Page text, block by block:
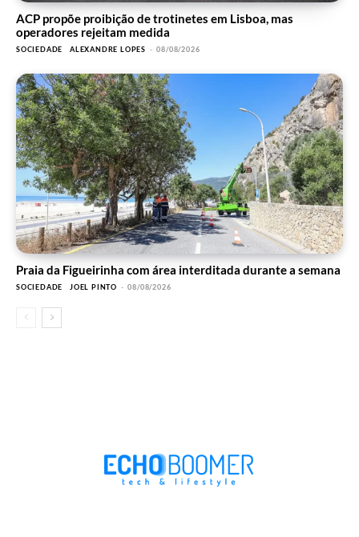
ACP propõe proibição de trotinetes em Lisboa, mas
operadores rejeitam medida
SOCIEDADE ALEXANDRE LOPES - 08/08/2026
Praia da Figueirinha com área interditada durante a semana
SOCIEDADE JOEL PINTO - 08/08/2026